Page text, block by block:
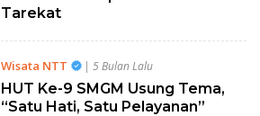
Tarekat
Wisata NTT | 5 Bulan Lalu
HUT Ke-9 SMGM Usung Tema,
“Satu Hati, Satu Pelayanan”